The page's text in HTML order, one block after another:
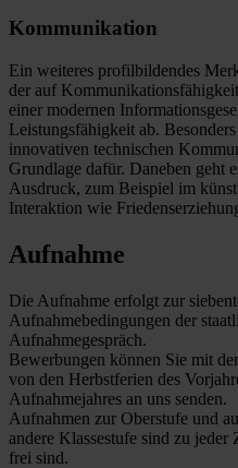
Kommunikation
Ein weiteres profilbildendes
der auf
einer modernen
Leistungsfähigkeit ab.
innovativen technischen
Grundlage dafür. Daneben geht
Ausdruck, zum Beispiel im
Interaktion wie
Aufnahme
Die Aufnahme erfolgt zur
Aufnahmebedingungen der
Aufnahmegespräch.
Bewerbungen können Sie mit
von den Herbstferien des
Aufnahmejahres an uns senden.
Aufnahmen zur Oberstufe und
andere Klassestufe sind zu
frei sind.